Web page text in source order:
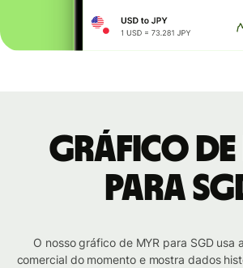
Gráfico de
para
O nosso gráfico de MYR para SGD usa
comercial do momento e mostra dados